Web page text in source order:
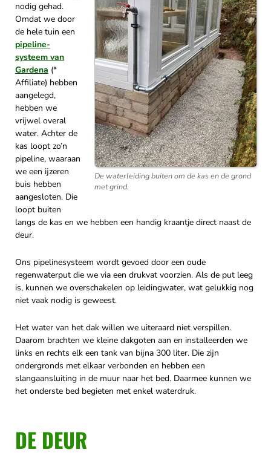
De waterleiding buiten om de kas en de grond
met grind.
nodig gehad.
Omdat we door
de hele tuin een
pipeline-
systeem van
Gardena (*
Affiliate) hebben
aangelegd,
hebben we
vrijwel overal
water. Achter de
kas loopt zo’n
pipeline, waaraan
we een ijzeren
buis hebben
aangesloten. Die
loopt buiten
langs de kas en we hebben een handig kraantje direct naast de
deur.
Ons pipelinesysteem wordt gevoed door een oude
regenwaterput die we via een drukvat voorzien. Als de put leeg
is, kunnen we overschakelen op leidingwater, wat gelukkig nog
niet vaak nodig is geweest.
Het water van het dak willen we uiteraard niet verspillen.
Daarom brachten we kleine dakgoten aan en installeerden we
links en rechts elk een tank van bijna 300 liter. Die zijn
ondergronds met elkaar verbonden en hebben een
slangaansluiting in de muur naar het bed. Daarmee kunnen we
het onderste bed begieten met enkel waterdruk.
DE DEUR